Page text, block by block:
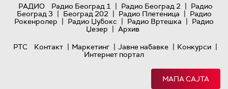
РАДИО
Радио Београд 1 | Радио Београд 2 | Радио
Београд 3 | Београд 202 | Радио Плетеница | Радио
Рокенролер | Радио Џубокс | Радио Вртешка | Радио
Џезер | Архив
РТС
Контакт | Маркетинг | Јавне набавке | Конкурси |
Интернет портал
МАПА САЈТА